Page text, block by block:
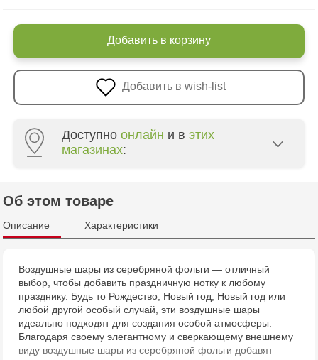
Добавить в корзину
Добавить в wish-list
Доступно онлайн и в этих
магазинах:
Crafti Botanica - bd. Decebal, 139
Crafti Buiucani - str. Alba Iulia, 77/18
Crafti Ciocana - str. Alecu Russo, 61/6
Crafti Riscani - bd. Moscova, 2
Об этом товаре
Описание Характеристики
Воздушные шары из серебряной фольги — отличный
выбор, чтобы добавить праздничную нотку к любому
празднику. Будь то Рождество, Новый год, Новый год или
любой другой особый случай, эти воздушные шары
идеально подходят для создания особой атмосферы.
Благодаря своему элегантному и сверкающему внешнему
виду воздушные шары из серебряной фольги добавят